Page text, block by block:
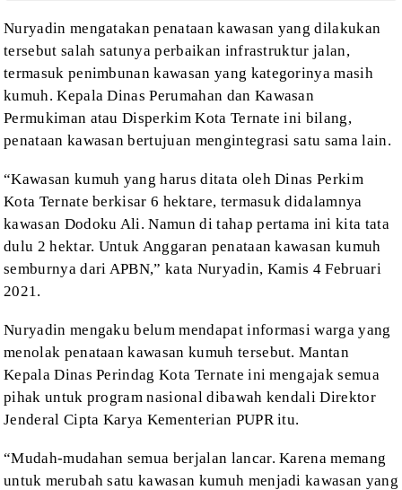
Nuryadin mengatakan penataan kawasan yang dilakukan
tersebut salah satunya perbaikan infrastruktur jalan,
termasuk penimbunan kawasan yang kategorinya masih
kumuh. Kepala Dinas Perumahan dan Kawasan
Permukiman atau Disperkim Kota Ternate ini bilang,
penataan kawasan bertujuan mengintegrasi satu sama lain.
“Kawasan kumuh yang harus ditata oleh Dinas Perkim
Kota Ternate berkisar 6 hektare, termasuk didalamnya
kawasan Dodoku Ali. Namun di tahap pertama ini kita tata
dulu 2 hektar. Untuk Anggaran penataan kawasan kumuh
semburnya dari APBN,” kata Nuryadin, Kamis 4 Februari
2021.
Nuryadin mengaku belum mendapat informasi warga yang
menolak penataan kawasan kumuh tersebut. Mantan
Kepala Dinas Perindag Kota Ternate ini mengajak semua
pihak untuk program nasional dibawah kendali Direktor
Jenderal Cipta Karya Kementerian PUPR itu.
“Mudah-mudahan semua berjalan lancar. Karena memang
untuk merubah satu kawasan kumuh menjadi kawasan yang